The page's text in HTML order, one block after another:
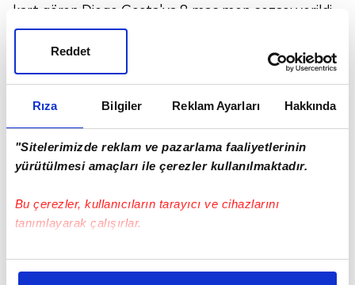
Rıza Bilgiler Reklam Ayarları Hakkında
"Sitelerimizde reklam ve pazarlama faaliyetlerinin
yürütülmesi amaçları ile çerezler kullanılmaktadır.
Bu çerezler, kullanıcıların tarayıcı ve cihazlarını
tanımlayarak çalışırlar.
Bu çerezlere izin vermeniz halinde sizlere özel
Reddet
kart gören Diego Costa'ya 8 maç men cezası verildi.
İspanya Futbol Federasyonu (RFEF) Rekabet
Komitesi, disiplin yönetmeliğinin 94 ve 96. maddeleri
gereğince hakeme hakaretten ve hakemin kart
çıkarmasını önlemek için elle fiziki müdahalesinden
dolayı Diego Costa'ya toplam 8 maç ceza verildiğini
duyurdu.
Atletico Madrid Kulübünün, cezayı indirmek için bir
bildirildi.
lider Barcelona'nın 11 puan gerisinde 2. sırada